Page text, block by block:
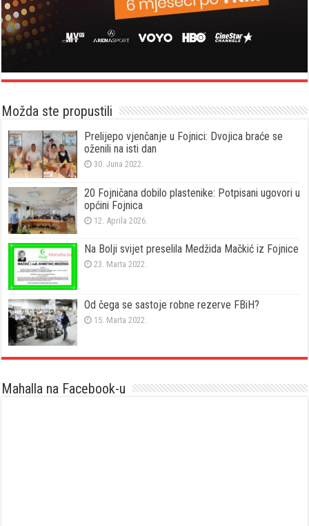
Možda ste propustili
Prelijepo vjenčanje u Fojnici: Dvojica braće se
oženili na isti dan
30. Juna 2022.
20 Fojničana dobilo plastenike: Potpisani ugovori u
općini Fojnica
12. Aprila 2026.
Na Bolji svijet preselila Medžida Mačkić iz Fojnice
23. Marta 2022.
Od čega se sastoje robne rezerve FBiH?
15. Marta 2022.
Mahalla na Facebook-u